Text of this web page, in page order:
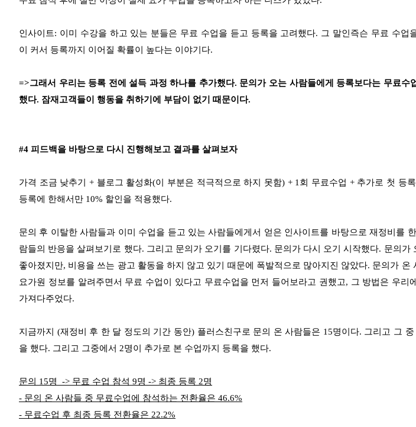
인사이트: 이미 수강을 하고 있는 분들은 무료 수업을 듣고 등록을 고려했다. 그 말인즉슨 무료 수업
이 커서 등록까지 이어질 확률이 높다는 이야기다.
=>그래서 우리는 등록 전에 설득 과정 하나를 추가했다. 문의가 오는 사람들에게 등록보다는 무료수
했다. 잠재고객들이 행동을 취하기에 부담이 없기 때문이다.
#4 피드백을 바탕으로 다시 진행해보고 결과를 살펴보자
가격 조금 낮추기 + 블로그 활성화(이 부분은 적극적으로 하지 못함) + 1회 무료수업 + 추가로 첫 등
등록에 한해서만 10% 할인을 적용했다.
문의 후 이탈한 사람들과 이미 수업을 듣고 있는 사람들에게서 얻은 인사이트를 바탕으로 재정비를
람들의 반응을 살펴보기로 했다. 그리고 문의가 오기를 기다렸다. 문의가 다시 오기 시작했다. 문의가
좋아졌지만, 비용을 쓰는 광고 활동을 하지 않고 있기 때문에 폭발적으로 많아지진 않았다. 문의가 온
요가원 정보를 알려주면서 무료 수업이 있다고 무료수업을 먼저 들어보라고 권했고, 그 방법은 우리
가져다주었다.
지금까지 (재정비 후 한 달 정도의 기간 동안) 플러스친구로 문의 온 사람들은 15명이다. 그리고 그
을 했다. 그리고 그중에서 2명이 추가로 본 수업까지 등록을 했다.
문의 15명 -> 무료 수업 참석 9명 -> 최종 등록 2명
- 문의 온 사람들 중 무료수업에 참석하는 전환율은 46.6%
- 무료수업 후 최종 등록 전환율은 22.2%